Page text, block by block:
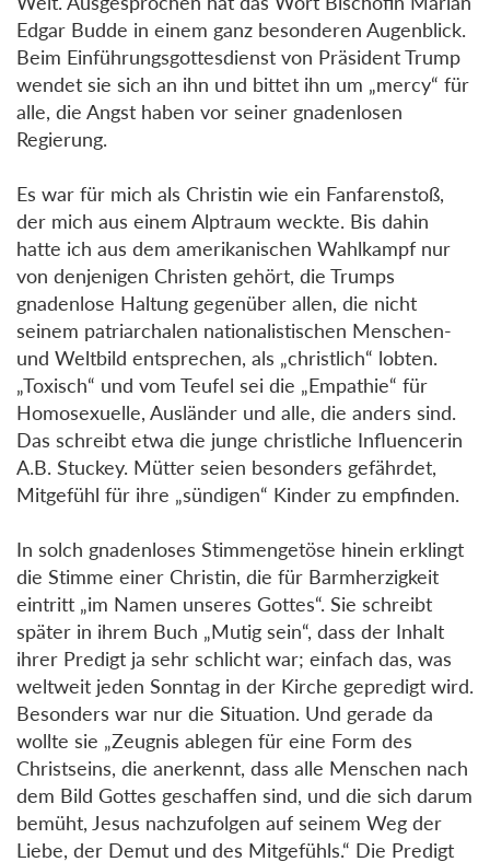
Edgar Budde in einem ganz besonderen Augenblick.
Beim Einführungsgottesdienst von Präsident Trump
wendet sie sich an ihn und bittet ihn um „mercy“ für
alle, die Angst haben vor seiner gnadenlosen
Regierung.
Es war für mich als Christin wie ein Fanfarenstoß,
der mich aus einem Alptraum weckte. Bis dahin
hatte ich aus dem amerikanischen Wahlkampf nur
von denjenigen Christen gehört, die Trumps
gnadenlose Haltung gegenüber allen, die nicht
seinem patriarchalen nationalistischen Menschen-
und Weltbild entsprechen, als „christlich“ lobten.
„Toxisch“ und vom Teufel sei die „Empathie“ für
Homosexuelle, Ausländer und alle, die anders sind.
Das schreibt etwa die junge christliche Influencerin
A.B. Stuckey. Mütter seien besonders gefährdet,
Mitgefühl für ihre „sündigen“ Kinder zu empfinden.
In solch gnadenloses Stimmengetöse hinein erklingt
die Stimme einer Christin, die für Barmherzigkeit
eintritt „im Namen unseres Gottes“. Sie schreibt
später in ihrem Buch „Mutig sein“, dass der Inhalt
ihrer Predigt ja sehr schlicht war; einfach das, was
weltweit jeden Sonntag in der Kirche gepredigt wird.
Besonders war nur die Situation. Und gerade da
wollte sie „Zeugnis ablegen für eine Form des
Christseins, die anerkennt, dass alle Menschen nach
dem Bild Gottes geschaffen sind, und die sich darum
bemüht, Jesus nachzufolgen auf seinem Weg der
Liebe, der Demut und des Mitgefühls.“ Die Predigt